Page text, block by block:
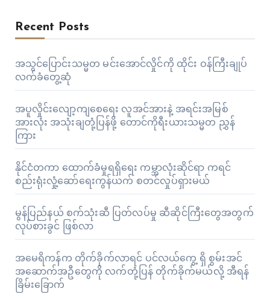
Recent Posts
အသွင်ပြောင်းသမ္မတ မင်းအောင်လှိုင်ကို ထိုင်း ဝန်ကြီးချုပ်
လက်ခံတွေ့ဆုံ
အပူလှိုင်းလျော့ကျစေရေး လူအင်အားနဲ့ အရင်းအမြစ်
အားလုံး အသုံးချတုံ့ပြန်ဖို့ တောင်ကိုရီးယားသမ္မတ ညွှန်
ကြား
နိုင်ငံတကာ ထောက်ခံမှုရရှိရေး ကမ္ဘာလုံးဆိုင်ရာ ကရင်
စည်းရုံးလှုံ့ဆော်ရေးကွန်ယက် စတင်လှုပ်ရှားမယ်
မွန်ပြည်နယ် စက်သုံးဆီ ပြတ်လပ်မှု ဆီဆိုင်ကြီးတွေအတွက်
လုပ်စားခွင် ဖြစ်လာ
အမေရိကန်က တိုက်ခိုက်လာရင် ပင်လယ်ကွေ့ ရှိ စွမ်းအင်
အဆောက်အဦတွေကို လက်တုံ့ပြန် တိုက်ခိုက်မယ်လို့ အီရန်
ခြိမ်းခြောက်